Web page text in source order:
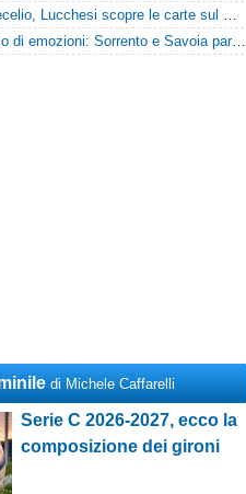
Guidonia Montecelio, Lucchesi scopre le carte sul mercato: «Siamo contenti del lavoro fatto, puntiamo dritti ai playoff»
Test match ricco di emozioni: Sorrento e Savoia pareggiano 2-2 in amichevole
di Michele Caffarelli
Serie C 2026-2027, ecco la
composizione dei gironi